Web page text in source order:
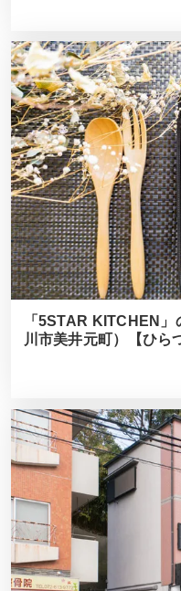
「5STAR KITCHEN
川市美井元町）【ひら